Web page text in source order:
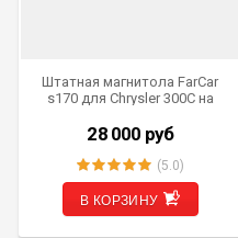
Штатная магнитола FarCar
s170 для Chrysler 300C на
28 000 руб
(5.0)
В КОРЗИНУ